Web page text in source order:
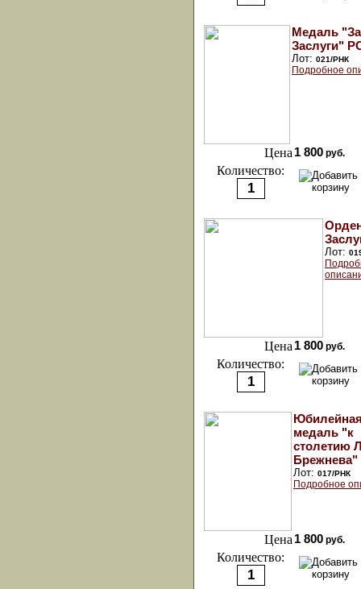
Медаль "За
Заслуги"
Лот: 021/РНК
Подробное
Цена 1 800 руб.
Количество:
Лот:
Цена 1 800 руб.
Количество:
медаль "к
столетию
Брежнева"
Лот: 017/РНК
Подробное
Цена 1 800 руб.
Количество: